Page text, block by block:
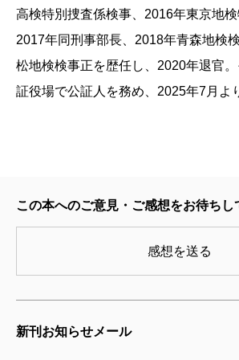
ましてや、検事という、独任制で多
もちろんおのれの人生も左右する仕
ならば、「責任の範囲」と真の「保
そうとう用心深くならざるを得ない
氏は、時代の風による騒ぎを鎮めると
そう、ひと一人が取れる責任など、
高検特別捜査係検事、2016年東京地検
2017年同刑事部長、2018年青森地検
松地検検事正を歴任し、2020年退官
証役場で公証人を務め、2025年7月よ
この本へのご意見・ご感想をお待ちし
感想を送る
新刊お知らせメール